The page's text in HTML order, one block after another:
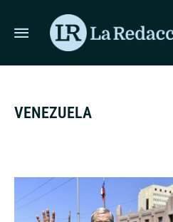
ÚLTIMAS NOTICIAS
MÉXICO Y PERÚ
VENEZUELA